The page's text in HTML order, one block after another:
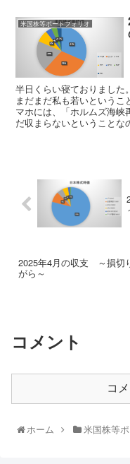
米国株等ポートフォリオ
半日くらい寝ておりました
まだまだ私も若いという
マホには、「ホルムズ海峡
だ収まらないということな
2025年4月の収支 ～損切
がら～
コメント
コ
ホーム 米国株等